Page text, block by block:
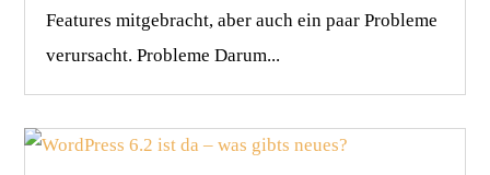
Features mitgebracht, aber auch ein paar Probleme
verursacht. Probleme Darum...